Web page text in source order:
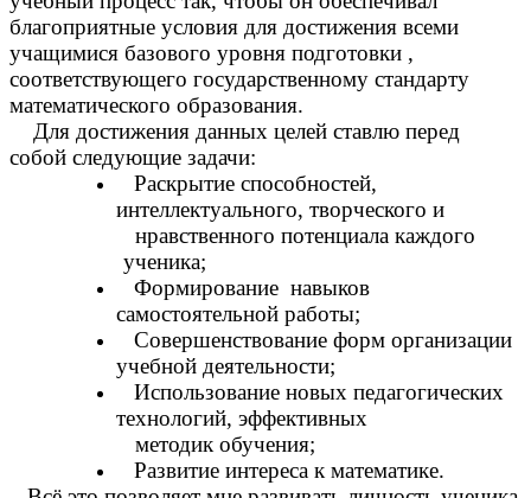
благоприятные условия для достижения всеми
учащимися базового уровня подготовки ,
соответствующего государственному стандарту
математического образования.
Для достижения данных целей ставлю перед
собой следующие задачи:
Раскрытие способностей,
интеллектуального, творческого и
нравственного потенциала каждого
ученика;
Формирование навыков
самостоятельной работы;
Совершенствование форм организации
учебной деятельности;
Использование новых педагогических
технологий, эффективных
методик обучения;
Развитие интереса к математике.